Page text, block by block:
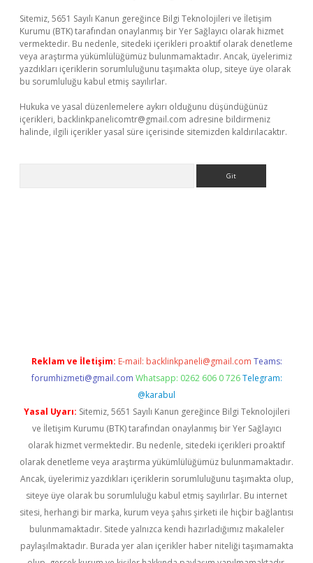
Sitemiz, 5651 Sayılı Kanun gereğince Bilgi Teknolojileri ve İletişim
Kurumu (BTK) tarafından onaylanmış bir Yer Sağlayıcı olarak hizmet
vermektedir. Bu nedenle, sitedeki içerikleri proaktif olarak denetleme
veya araştırma yükümlülüğümüz bulunmamaktadır. Ancak, üyelerimiz
yazdıkları içeriklerin sorumluluğunu taşımakta olup, siteye üye olarak
bu sorumluluğu kabul etmiş sayılırlar.
Hukuka ve yasal düzenlemelere aykırı olduğunu düşündüğünüz
içerikleri, backlinkpanelicomtr@gmail.com adresine bildirmeniz
halinde, ilgili içerikler yasal süre içerisinde sitemizden kaldırılacaktır.
Reklam ve İletişim: E-mail: backlinkpaneli@gmail.com Teams:
forumhizmeti@gmail.com Whatsapp: 0262 606 0 726 Telegram:
@karabul
Yasal Uyarı: Sitemiz, 5651 Sayılı Kanun gereğince Bilgi Teknolojileri
ve İletişim Kurumu (BTK) tarafından onaylanmış bir Yer Sağlayıcı
olarak hizmet vermektedir. Bu nedenle, sitedeki içerikleri proaktif
olarak denetleme veya araştırma yükümlülüğümüz bulunmamaktadır.
Ancak, üyelerimiz yazdıkları içeriklerin sorumluluğunu taşımakta olup,
siteye üye olarak bu sorumluluğu kabul etmiş sayılırlar. Bu internet
sitesi, herhangi bir marka, kurum veya şahıs şirketi ile hiçbir bağlantısı
bulunmamaktadır. Sitede yalnızca kendi hazırladığımız makaleler
paylaşılmaktadır. Burada yer alan içerikler haber niteliği taşımamakta